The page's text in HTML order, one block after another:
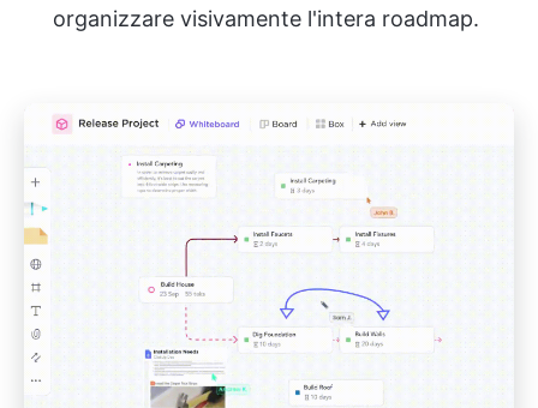
organizzare visivamente l'intera roadmap.